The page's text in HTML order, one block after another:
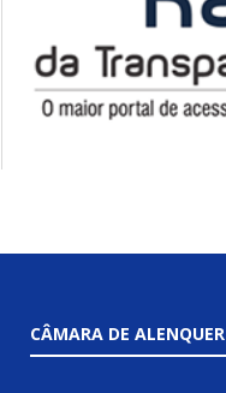
CÂMARA DE ALENQUER